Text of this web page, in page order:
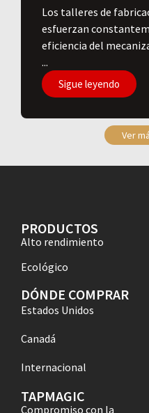
Los talleres de
esfuerzan
eficiencia del
...
Sigue leyendo
Ver
PRODUCTOS
Alto rendimiento
Ecológico
DÓNDE COMPRAR
Estados Unidos
Canadá
Internacional
TAPMAGIC
Compromiso con la